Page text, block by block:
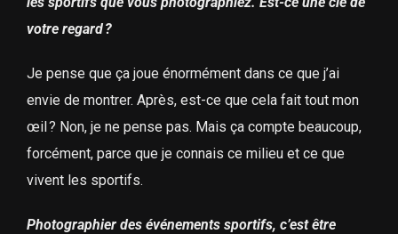
votre regard ?
Je pense que ça joue énormément dans ce que j’ai
envie de montrer. Après, est-ce que cela fait tout mon
œil ? Non, je ne pense pas. Mais ça compte beaucoup,
forcément, parce que je connais ce milieu et ce que
vivent les sportifs.
Photographier des événements sportifs, c’est être